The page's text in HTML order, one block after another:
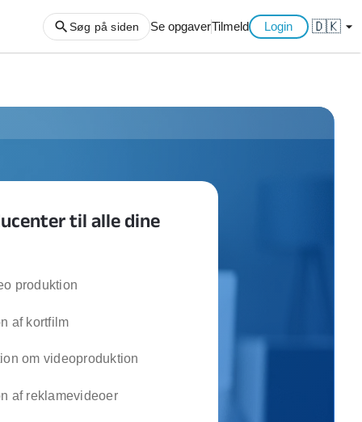
af køkken
af genstande
Søg på siden Se opgaverTilmeld Login 🇩🇰 arrow_drop_down
til alle dine
produktion
af kortfilm
om videoproduktion
af reklamevideoer